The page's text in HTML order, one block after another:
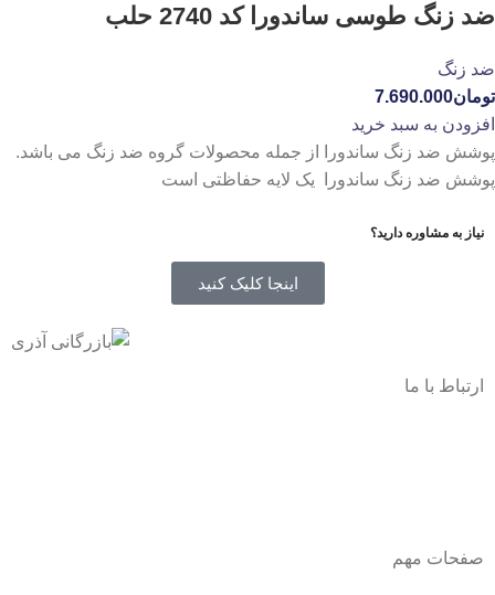
ضد زنگ طوسی ساندورا کد 2740 حلب
ضد زنگ
تومان7.690.000
افزودن به سبد خرید
پوشش ضد زنگ ساندورا از جمله محصولات گروه ضد زنگ می باشد.
پوشش ضد زنگ ساندورا یک لایه حفاظتی است
نیاز به مشاوره دارید؟
اینجا کلیک کنید
ارتباط با ما
صفحات مهم